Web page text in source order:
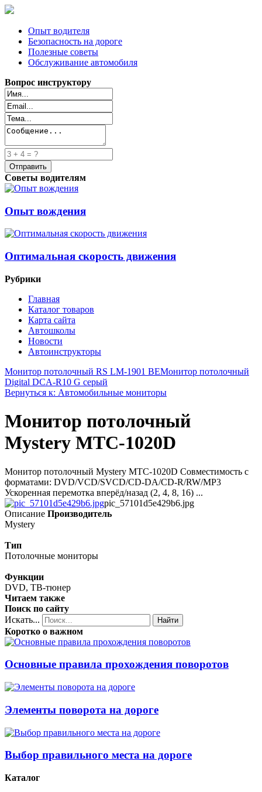
Опыт водителя
Безопасность на дороге
Полезные советы
Обслуживание автомобиля
Вопрос инструктору
Советы водителям
Опыт вождения
Оптимальная скорость движения
Рубрики
Главная
Каталог товаров
Карта сайта
Автошколы
Новости
Автоинструкторы
Монитор потолочный RS LM-1901 BEМонитор потолочный
Digital DCA-R10 G серый
Вернуться к: Автомобильные мониторы
Монитор потолочный
Mystery MTC-1020D
Монитор потолочный Mystery MTC-1020D Совместимость с
форматами: DVD/VCD/SVCD/CD-DA/CD-R/RW/MP3
Ускоренная перемотка вперёд/назад (2, 4, 8, 16) ...
pic_57101d5e429b6.jpg
Описание Производитель
Mystery
Тип
Потолочные мониторы
Функции
DVD, ТВ-тюнер
Читаем также
Поиск по сайту
Искать...
Найти
Коротко о важном
Основные правила прохождения поворотов
Элементы поворота на дороге
Выбор правильного места на дороге
Каталог